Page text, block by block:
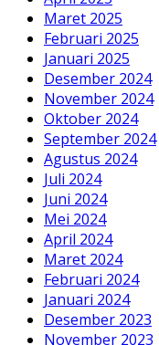
Maret 2025
Februari 2025
Januari 2025
Desember 2024
November 2024
Oktober 2024
September 2024
Agustus 2024
Juli 2024
Juni 2024
Mei 2024
April 2024
Maret 2024
Februari 2024
Januari 2024
Desember 2023
November 2023